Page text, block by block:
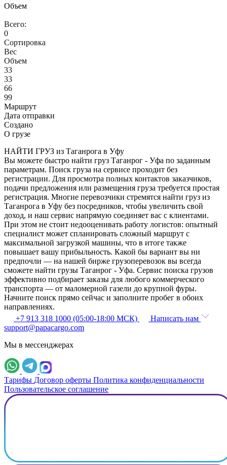
Объем
Всего:
0
Сортировка
Вес
Объем
33
33
66
99
Маршрут
Дата отправки
Создано
О грузе
НАЙТИ ГРУЗ из Таганрога в Уфу
Вы можете быстро найти груз Таганрог - Уфа по заданным
параметрам. Поиск груза на сервисе проходит без
регистрации. Для просмотра полных контактов заказчиков,
подачи предложения или размещения груза требуется простая
регистрация. Многие перевозчики стремятся найти груз из
Таганрога в Уфу без посредников, чтобы увеличить свой
доход, и наш сервис напрямую соединяет вас с клиентами.
При этом не стоит недооценивать работу логистов: опытный
специалист может спланировать сложный маршрут с
максимальной загрузкой машины, что в итоге также
повышает вашу прибыльность. Какой бы вариант вы ни
предпочли — на нашей бирже грузоперевозок вы всегда
сможете найти грузы Таганрог - Уфа. Сервис поиска грузов
эффективно подбирает заказы для любого коммерческого
транспорта — от маломерной газели до крупной фуры.
Начните поиск прямо сейчас и заполните пробег в обоих
направлениях.
+7 913 318 1000 (05:00-18:00 МСК)
Написать нам
support@papacargo.com
Мы в мессенджерах
Тарифы Договор оферты Политика конфиденциальности
Пользовательское соглашение